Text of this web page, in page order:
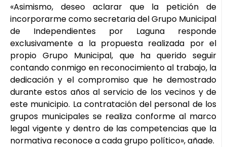
«Asimismo, deseo aclarar que la petición de
incorporarme como secretaria del Grupo Municipal
de Independientes por Laguna responde
exclusivamente a la propuesta realizada por el
propio Grupo Municipal, que ha querido seguir
contando conmigo en reconocimiento al trabajo, la
dedicación y el compromiso que he demostrado
durante estos años al servicio de los vecinos y de
este municipio. La contratación del personal de los
grupos municipales se realiza conforme al marco
legal vigente y dentro de las competencias que la
normativa reconoce a cada grupo político», añade.